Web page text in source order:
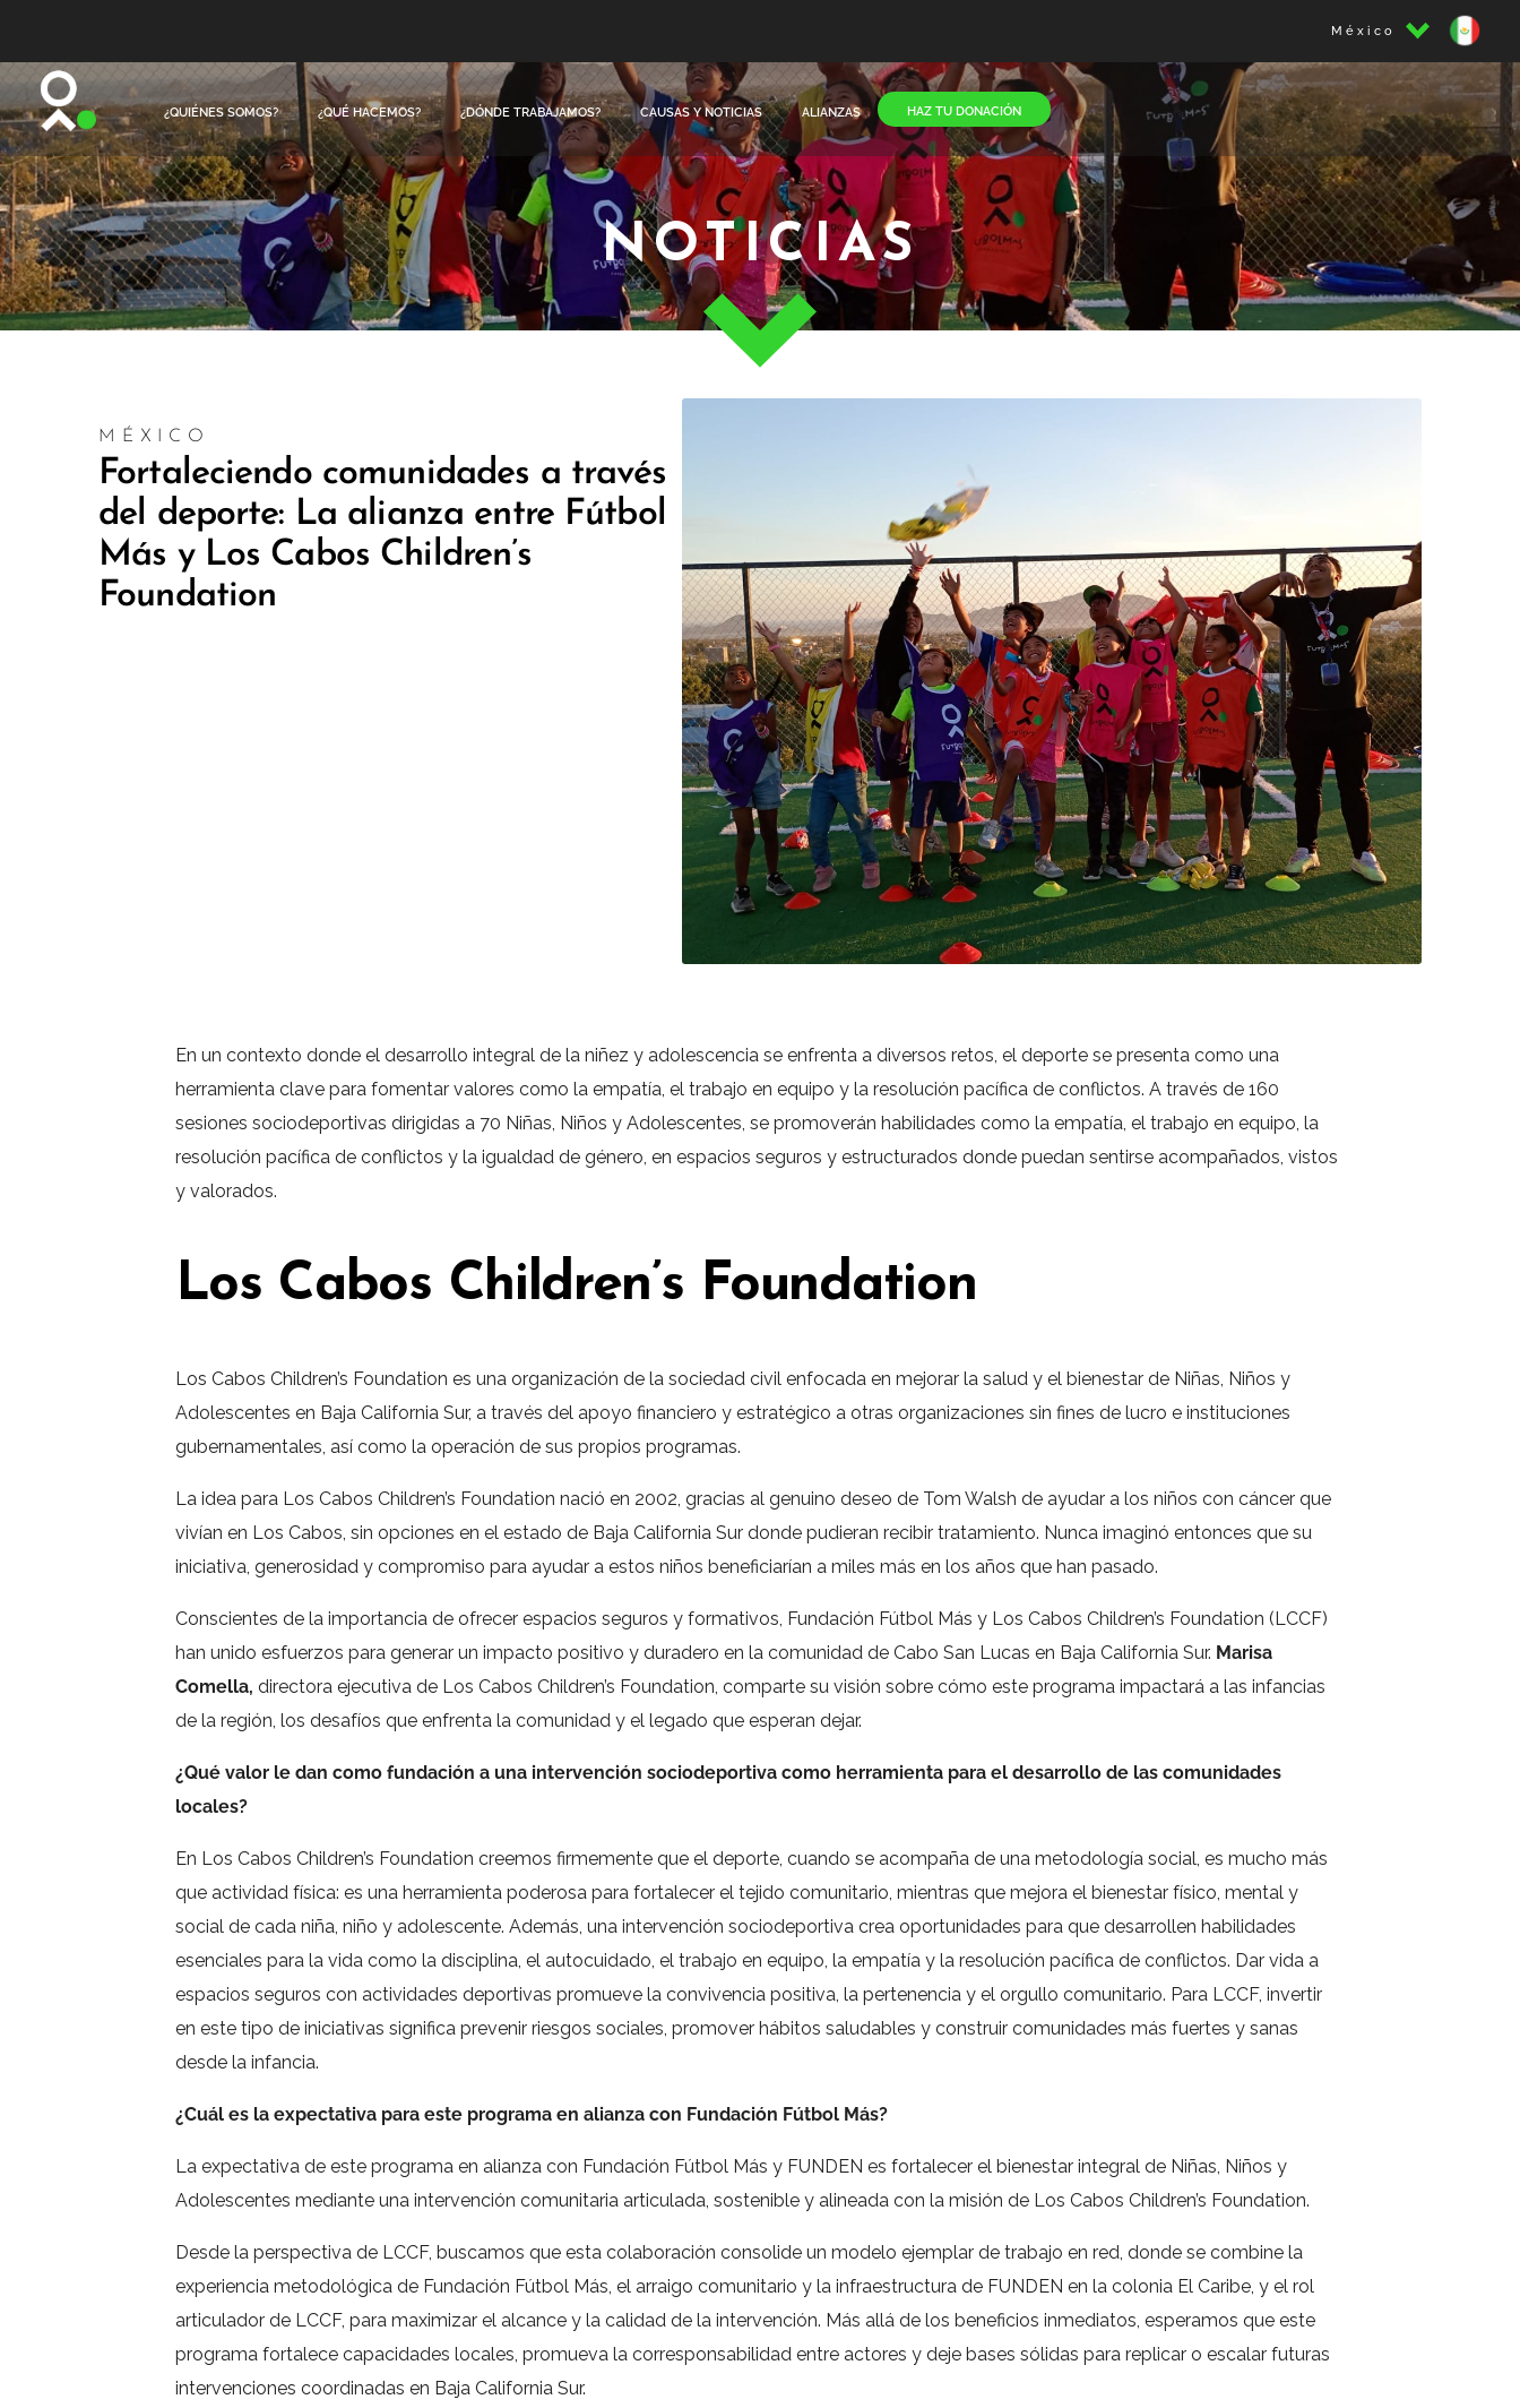
México
¿QUIÉNES SOMOS? ¿QUÉ HACEMOS? ¿DÓNDE TRABAJAMOS? CAUSAS Y NOTICIAS ALIANZAS HAZ TU DONACIÓN
NOTICIAS
MÉXICO
Fortaleciendo comunidades a través
del deporte: La alianza entre Fútbol
Más y Los Cabos Children’s
Foundation
En un contexto donde el desarrollo integral de la niñez y adolescencia se enfrenta a diversos retos, el deporte se presenta como una
herramienta clave para fomentar valores como la empatía, el trabajo en equipo y la resolución pacífica de conflictos. A través de 160
sesiones sociodeportivas dirigidas a 70 Niñas, Niños y Adolescentes, se promoverán habilidades como la empatía, el trabajo en equipo, la
resolución pacífica de conflictos y la igualdad de género, en espacios seguros y estructurados donde puedan sentirse acompañados, vistos
y valorados.
Los Cabos Children’s Foundation
Los Cabos Children’s Foundation es una organización de la sociedad civil enfocada en mejorar la salud y el bienestar de Niñas, Niños y
Adolescentes en Baja California Sur, a través del apoyo financiero y estratégico a otras organizaciones sin fines de lucro e instituciones
gubernamentales, así como la operación de sus propios programas.
La idea para Los Cabos Children’s Foundation nació en 2002, gracias al genuino deseo de Tom Walsh de ayudar a los niños con cáncer que
vivían en Los Cabos, sin opciones en el estado de Baja California Sur donde pudieran recibir tratamiento. Nunca imaginó entonces que su
iniciativa, generosidad y compromiso para ayudar a estos niños beneficiarían a miles más en los años que han pasado.
Conscientes de la importancia de ofrecer espacios seguros y formativos, Fundación Fútbol Más y Los Cabos Children’s Foundation (LCCF)
han unido esfuerzos para generar un impacto positivo y duradero en la comunidad de Cabo San Lucas en Baja California Sur. Marisa
Comella, directora ejecutiva de Los Cabos Children’s Foundation, comparte su visión sobre cómo este programa impactará a las infancias
de la región, los desafíos que enfrenta la comunidad y el legado que esperan dejar.
¿Qué valor le dan como fundación a una intervención sociodeportiva como herramienta para el desarrollo de las comunidades
locales?
En Los Cabos Children’s Foundation creemos firmemente que el deporte, cuando se acompaña de una metodología social, es mucho más
que actividad física: es una herramienta poderosa para fortalecer el tejido comunitario, mientras que mejora el bienestar físico, mental y
social de cada niña, niño y adolescente. Además, una intervención sociodeportiva crea oportunidades para que desarrollen habilidades
esenciales para la vida como la disciplina, el autocuidado, el trabajo en equipo, la empatía y la resolución pacífica de conflictos. Dar vida a
espacios seguros con actividades deportivas promueve la convivencia positiva, la pertenencia y el orgullo comunitario. Para LCCF, invertir
en este tipo de iniciativas significa prevenir riesgos sociales, promover hábitos saludables y construir comunidades más fuertes y sanas
desde la infancia.
¿Cuál es la expectativa para este programa en alianza con Fundación Fútbol Más?
La expectativa de este programa en alianza con Fundación Fútbol Más y FUNDEN es fortalecer el bienestar integral de Niñas, Niños y
Adolescentes mediante una intervención comunitaria articulada, sostenible y alineada con la misión de Los Cabos Children’s Foundation.
Desde la perspectiva de LCCF, buscamos que esta colaboración consolide un modelo ejemplar de trabajo en red, donde se combine la
experiencia metodológica de Fundación Fútbol Más, el arraigo comunitario y la infraestructura de FUNDEN en la colonia El Caribe, y el rol
articulador de LCCF, para maximizar el alcance y la calidad de la intervención. Más allá de los beneficios inmediatos, esperamos que este
programa fortalece capacidades locales, promueva la corresponsabilidad entre actores y deje bases sólidas para replicar o escalar futuras
intervenciones coordinadas en Baja California Sur.